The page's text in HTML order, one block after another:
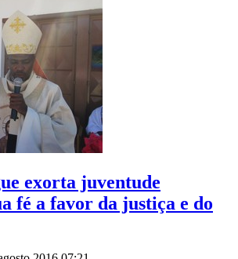
exorta juventude
fé a favor da justiça e do